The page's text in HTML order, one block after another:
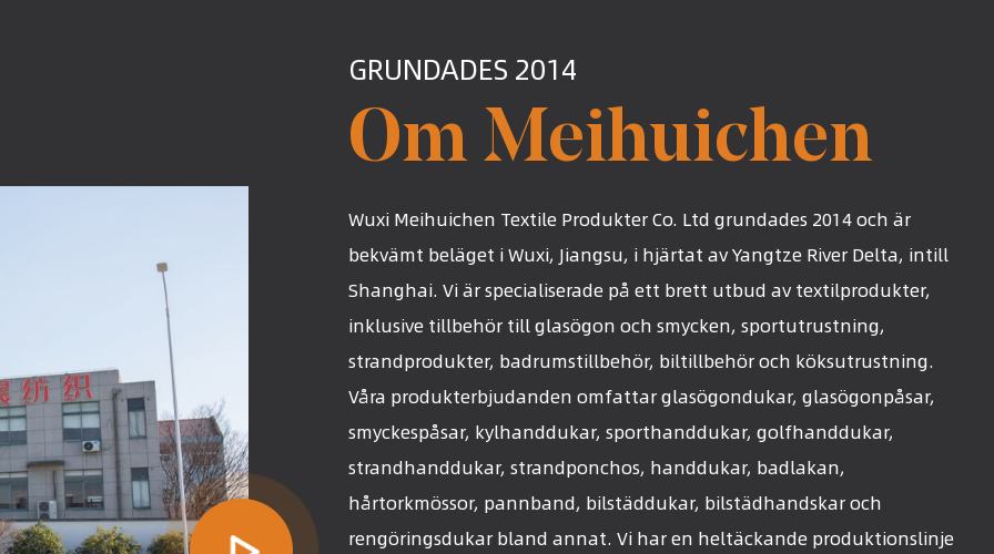
GRUNDADES 2014
Om Meihuichen
Wuxi Meihuichen Textile Produkter Co. Ltd grundades 2014 och är
bekvämt beläget i Wuxi, Jiangsu, i hjärtat av Yangtze River Delta, intill
Shanghai. Vi är specialiserade på ett brett utbud av textilprodukter,
inklusive tillbehör till glasögon och smycken, sportutrustning,
strandprodukter, badrumstillbehör, biltillbehör och köksutrustning.
Våra produkterbjudanden omfattar glasögondukar, glasögonpåsar,
smyckespåsar, kylhanddukar, sporthanddukar, golfhanddukar,
strandhanddukar, strandponchos, handdukar, badlakan,
hårtorkmössor, pannband, bilstäddukar, bilstädhandskar och
rengöringsdukar bland annat. Vi har en heltäckande produktionslinje